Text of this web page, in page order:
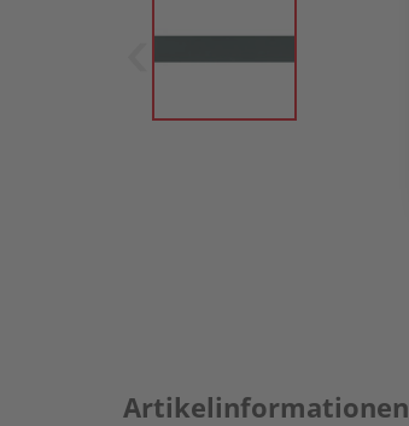
Artikelinformationen